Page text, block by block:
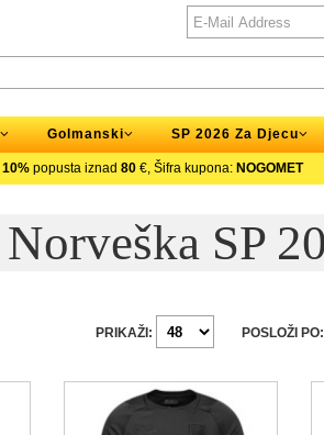
Golmanski SP 2026 Za Djecu
10% popusta iznad 80 €, Šifra kupona: NOGOMET
Norveška SP
POSLOŽI PO:
PRIKAŽI: